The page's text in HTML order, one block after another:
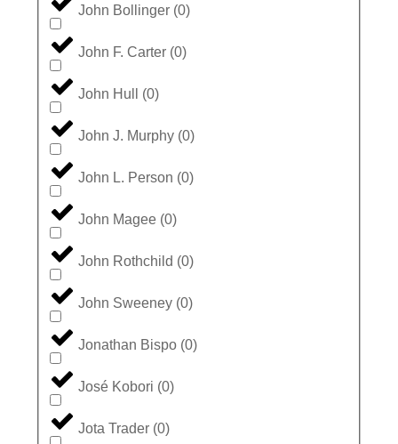
John Bollinger (0)
John F. Carter (0)
John Hull (0)
John J. Murphy (0)
John L. Person (0)
John Magee (0)
John Rothchild (0)
John Sweeney (0)
Jonathan Bispo (0)
José Kobori (0)
Jota Trader (0)